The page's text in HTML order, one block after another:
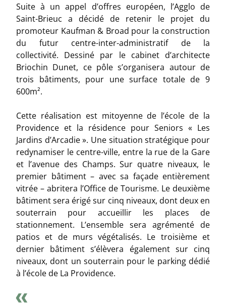
Suite à un appel d’offres européen, l’Agglo de
Saint-Brieuc a décidé de retenir le projet du
promoteur Kaufman & Broad pour la construction
du futur centre-inter-administratif de la
collectivité. Dessiné par le cabinet d’architecte
Briochin Dunet, ce pôle s’organisera autour de
trois bâtiments, pour une surface totale de 9
600m².
Cette réalisation est mitoyenne de l’école de la
Providence et la résidence pour Seniors « Les
Jardins d’Arcadie ». Une situation stratégique pour
redynamiser le centre-ville, entre la rue de la Gare
et l’avenue des Champs. Sur quatre niveaux, le
premier bâtiment – avec sa façade entièrement
vitrée – abritera l’Office de Tourisme. Le deuxième
bâtiment sera érigé sur cinq niveaux, dont deux en
souterrain pour accueillir les places de
stationnement. L’ensemble sera agrémenté de
patios et de murs végétalisés. Le troisième et
dernier bâtiment s’élèvera également sur cinq
niveaux, dont un souterrain pour le parking dédié
à l’école de La Providence.